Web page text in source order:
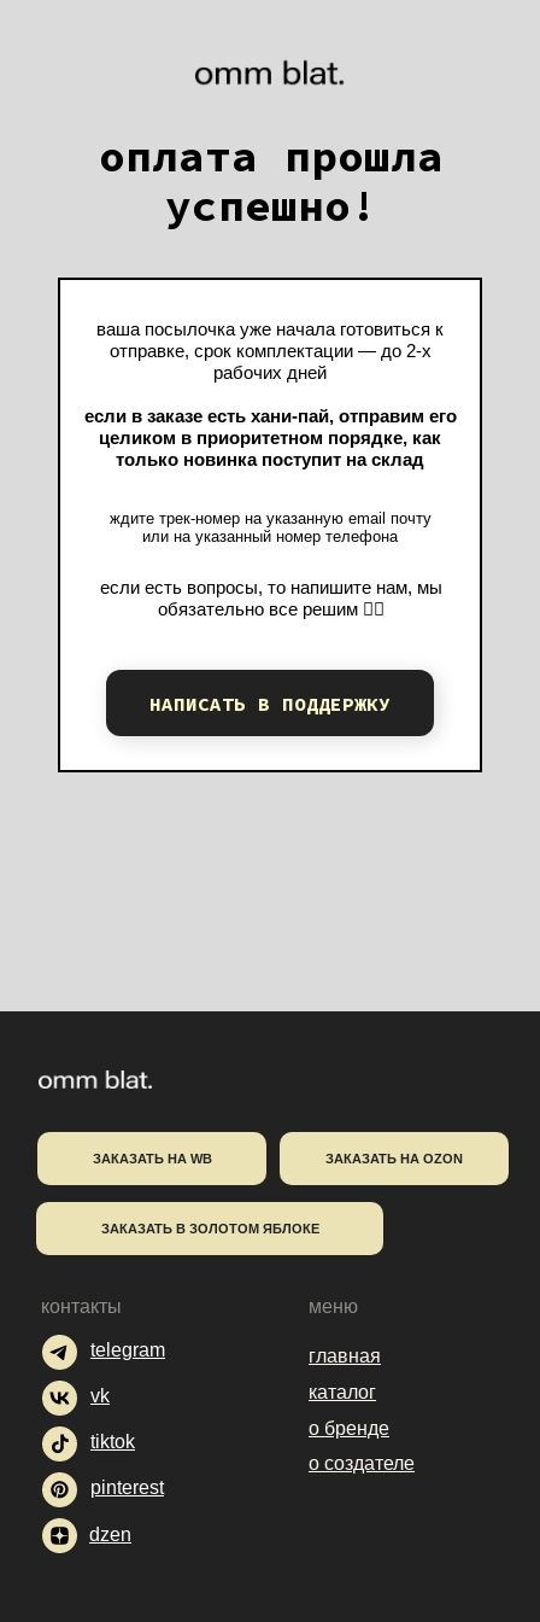
оплата прошла
успешно!
если есть вопросы, то напишите нам, мы
обязательно все решим 👇🏻
ждите трек-номер на указанную email почту
или на указанный номер телефона
ваша посылочка уже начала готовиться к
отправке, срок комплектации — до 2‑х
рабочих дней
если в заказе есть хани-пай, отправим его
целиком в приоритетном порядке, как
только новинка поступит на склад
НАПИСАТЬ В ПОДДЕРЖКУ
каталог
о бренде
о создателе
главная
меню
контакты
pinterest
tiktok
vk
telegram
dzen
ЗАКАЗАТЬ НА OZON
ЗАКАЗАТЬ В ЗОЛОТОМ ЯБЛОКЕ
ЗАКАЗАТЬ НА WB